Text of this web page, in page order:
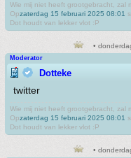
Wie mij niet heeft grootgebracht, zal
Opzaterdag 15 februari 2025 08:01
Dot houdt van lekker vlot :P
•
Moderator
Dotteke
twitter
Wie mij niet heeft grootgebracht, zal
Opzaterdag 15 februari 2025 08:01
Dot houdt van lekker vlot :P
•